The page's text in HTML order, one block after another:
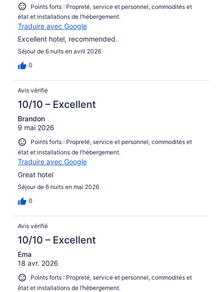
Points forts : Propreté, service et personnel, commodités et
état et installations de l’hébergement.
Traduire avec Google
Excellent hotel, recommended.
Séjour de 6 nuits en avril 2026
0
Avis vérifié
10/10 – Excellent
Brandon
9 mai 2026
Points forts : Propreté, service et personnel, commodités et
état et installations de l’hébergement.
Traduire avec Google
Great hotel
Séjour de 6 nuits en mai 2026
0
Avis vérifié
10/10 – Excellent
Ema
18 avr. 2026
Points forts : Propreté, service et personnel, commodités et
état et installations de l’hébergement.